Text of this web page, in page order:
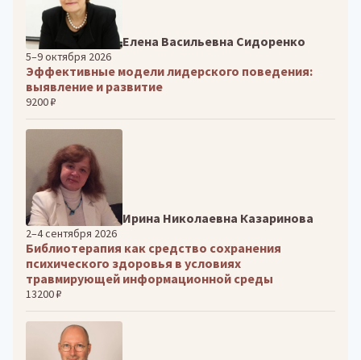
Елена Васильевна Сидоренко
5–9 октября 2026
Эффективные модели лидерского поведения:
выявление и развитие
9200 ₽
Ирина Николаевна Казаринова
2–4 сентября 2026
Библиотерапия как средство сохранения
психического здоровья в условиях
травмирующей информационной среды
13200 ₽